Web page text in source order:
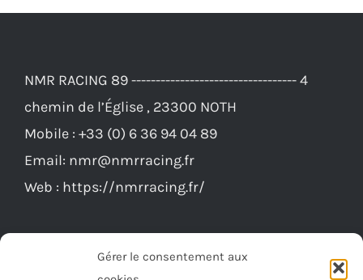
Gérer le consentement aux
peuvent
être
choisies
sur
la
NMR RACING 89 ---------------------------------- 4
chemin de l’Église , 23300 NOTH
Mobile : +33 (0) 6 36 94 04 89
Email: nmr@nmrracing.fr
Web : https://nmrracing.fr/